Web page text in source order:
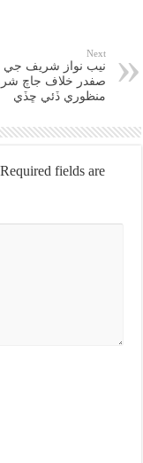
Next
نيب نواز شريف جي
صفدر خلاف جاچ
منظوري ڏئي ڇڏي
Required fields are